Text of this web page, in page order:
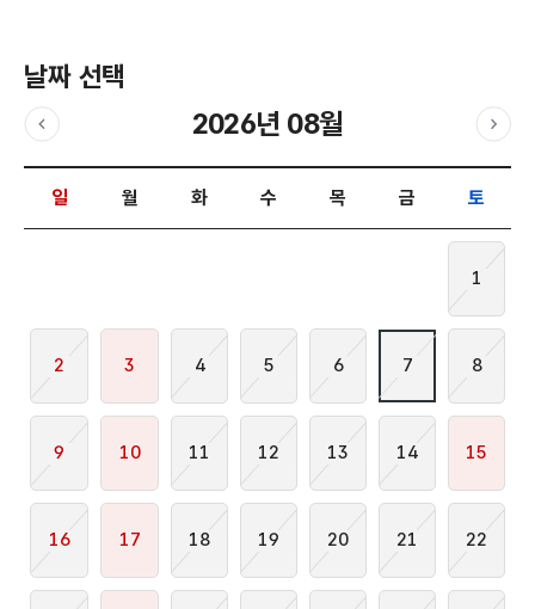
날짜 선택
이전달 2026년 08월
다음
날짜 선택 달력입니다.
일
월 화 수 목 금 토
1
2 3 4 5 6 7 8
9 10 11 12 13 14 15
16 17 18 19 20 21 22